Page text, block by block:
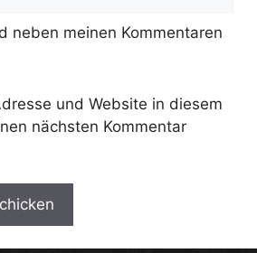
neben meinen Kommentaren
und Website in diesem
nächsten Kommentar